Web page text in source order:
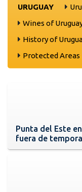
URUGUAY
Wines of
History of
Protected Areas
Punta del Este
fuera de